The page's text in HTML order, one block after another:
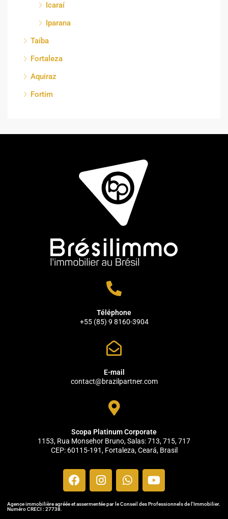
Icaraí
Iparana
Taíba
Fortaleza
Aquiraz
Fortim
Téléphone
+55 (85) 9 8160-3904
E-mail
contact@brazilpartner.com
Scopa Platinum Corporate
1153, Rua Monsehor Bruno, Salas: 713, 715, 717
CEP: 60115-191, Fortaleza, Ceará, Brasil
Agence immobilière agréée et assermentée par le Conseil des Professionnels de l'Immobilier.
Numéro CRECI : 27738.